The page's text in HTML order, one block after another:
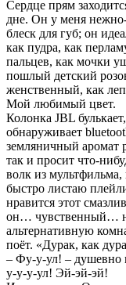
Сердце прям
дне. Он у меня
блеск для губ; он
как пудра, как
пальцев, как мочки
пошлый детский
женственный, как
Мой любимый цвет.
Колонка JBL
обнаруживает
земляничный аромат
так и просит что-
волк из
быстро листаю
нравится этот
он… чувственный…
альтернативную
поёт. «Дурак, как
– Фу-у-ул! – душевно
у-у-у-ул! Эй-эй-эй!